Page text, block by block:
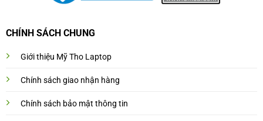
CHÍNH SÁCH CHUNG
Giới thiệu Mỹ Tho Laptop
Chính sách giao nhận hàng
Chính sách bảo mật thông tin